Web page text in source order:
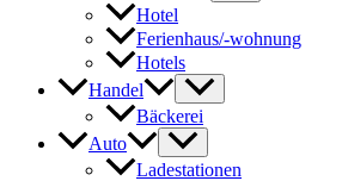
Hotel
Ferienhaus/-wohnung
Hotels
Handel
Bäckerei
Auto
Ladestationen